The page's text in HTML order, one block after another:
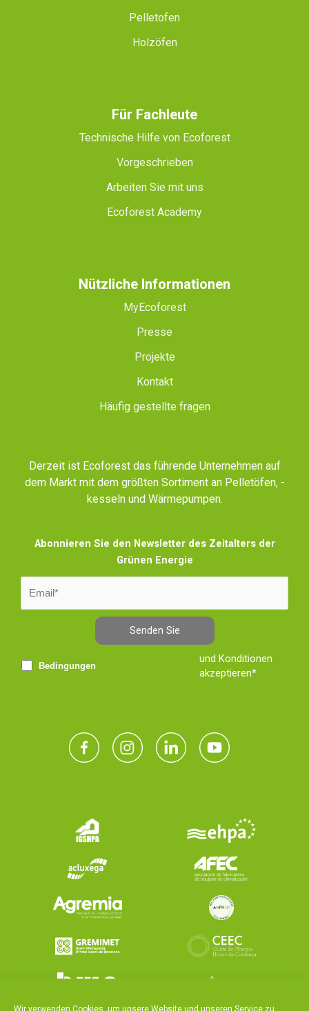
Pelletofen
Holzöfen
Für Fachleute
Technische Hilfe von Ecoforest
Vorgeschrieben
Arbeiten Sie mit uns
Ecoforest Academy
Nützliche Informationen
MyEcoforest
Presse
Projekte
Kontakt
Häufig gestellte fragen
Derzeit ist Ecoforest das führende Unternehmen auf
dem Markt mit dem größten Sortiment an Pelletöfen, -
kesseln und Wärmepumpen.
Abonnieren Sie den Newsletter des Zeitalters der
Grünen Energie
Senden Sie
Bedingungen
und Konditionen
akzeptieren*